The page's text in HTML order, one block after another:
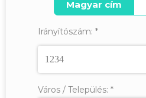
Magyar cím
Irányítószám: *
Város / Település: *